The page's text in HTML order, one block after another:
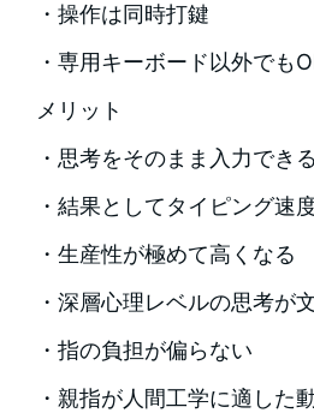
・操作は同時打鍵
・専用キーボード以外でも
メリット
・思考をそのまま入力できる
・結果としてタイピング速
・生産性が極めて高くなる
・深層心理レベルの思考が
・指の負担が偏らない
・親指が人間工学に適した